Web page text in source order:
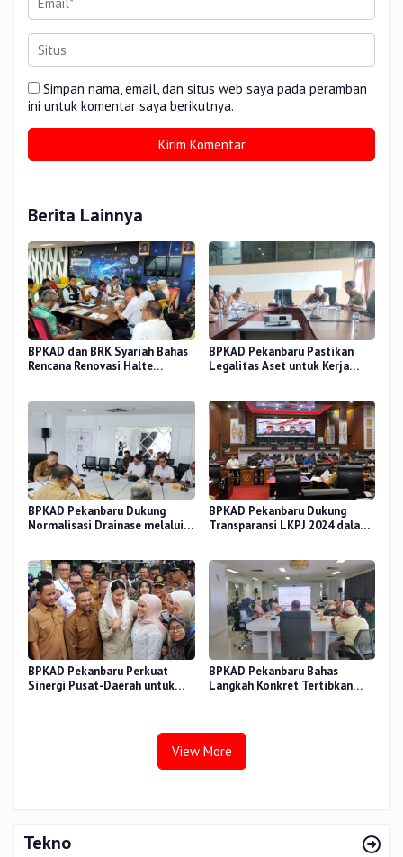
Simpan nama, email, dan situs web saya pada peramban
ini untuk komentar saya berikutnya.
Berita Lainnya
BPKAD dan BRK Syariah Bahas
Rencana Renovasi Halte
BPKAD Pekanbaru Pastikan
Legalitas Aset untuk Kerja
BPKAD Pekanbaru Dukung
Normalisasi Drainase melalui
BPKAD Pekanbaru Dukung
Transparansi LKPJ 2024 dalam
BPKAD Pekanbaru Perkuat
Sinergi Pusat-Daerah untuk
BPKAD Pekanbaru Bahas
Langkah Konkret Tertibkan
View More
Tekno